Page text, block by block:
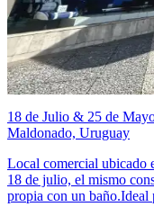
18 de Julio & 25 de
Maldonado, Uruguay
Local comercial ubicado
18 de julio, el mismo
propia con un baño.Ideal